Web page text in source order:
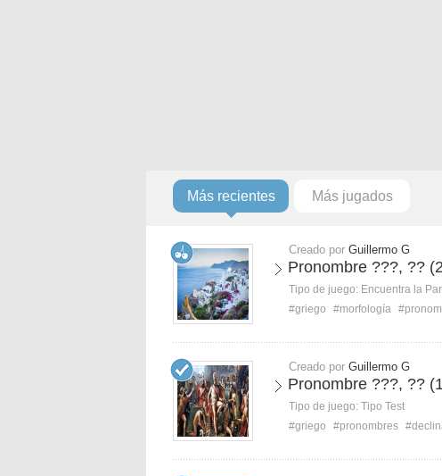
Más recientes Más jugados
Creado por Guillermo G
Pronombre ???, ??
Tipo de juego: Encuentra la
#griego
#morfología
Creado por Guillermo G
Pronombre ???, ??
Tipo de juego: Tipo Test
#griego
#pronombres